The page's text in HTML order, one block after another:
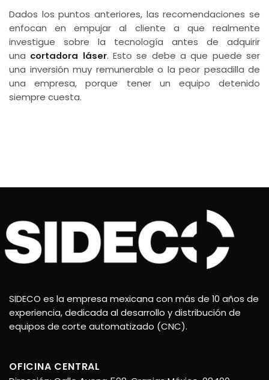
Dados los puntos anteriores, las recomendaciones se
enfocan en empujar al cliente a que realmente
investigue sobre la tecnología antes de adquirir
una cortadora láser. Esto se debe a que puede ser
una inversión muy remunerable o la peor pesadilla de
una empresa, porque tener un equipo detenido
siempre cuesta.
SIDECO es la empresa mexicana con más de 10 años de
experiencia, dedicada al desarrollo y distribución de
equipos de corte automatizado (CNC).
OFICINA CENTRAL